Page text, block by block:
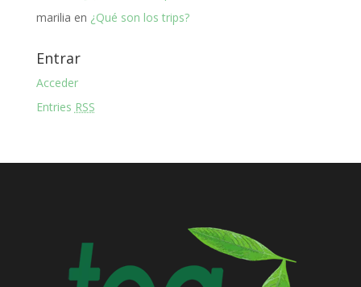
marilia en ¿Qué son los trips?
Entrar
Acceder
Entries RSS